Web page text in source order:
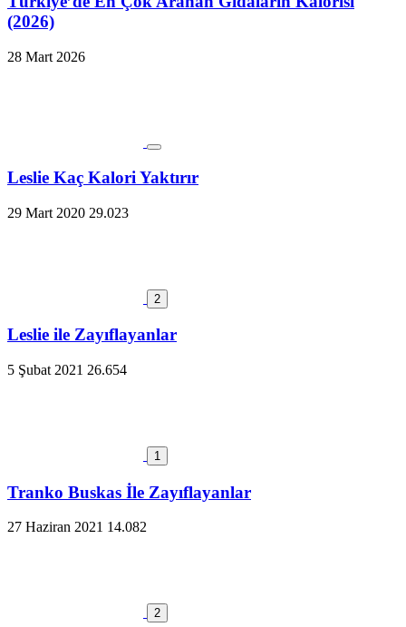
(2026)
28 Mart 2026
Leslie Kaç Kalori Yaktırır
29 Mart 2020 29.023
2
Leslie ile Zayıflayanlar
5 Şubat 2021 26.654
1
Tranko Buskas İle Zayıflayanlar
27 Haziran 2021 14.082
2